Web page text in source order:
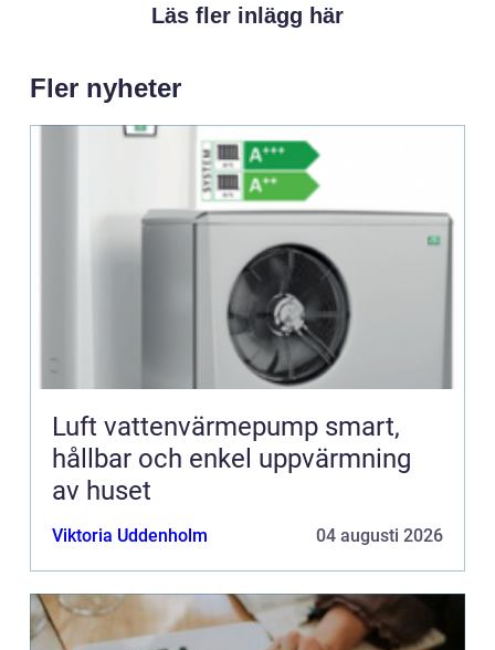
Läs fler inlägg här
Fler nyheter
Luft vattenvärmepump smart,
hållbar och enkel uppvärmning
av huset
Viktoria Uddenholm 04 augusti 2026